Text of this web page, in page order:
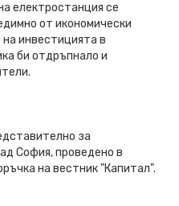
електростанция се
от икономически
инвестицията в
би отдръпнало и
за
София, проведено в
на вестник "Капитал".